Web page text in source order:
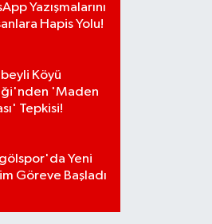
Yazışmalarını
Hapis Yolu!
Köyü
'Maden
Tepkisi!
Yeni
Göreve Başladı